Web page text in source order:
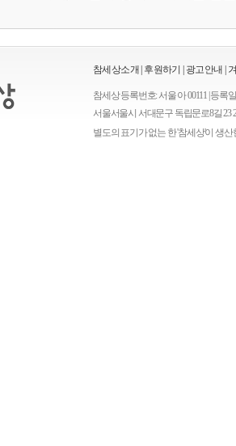
참세상소개 후원하기 광고안내
참세상 등록번호: 서울 아 00111 | 등록
서울서울시 서대문구 독립문로8길 23
별도의 표기가 없는 한 '참세상'이 생